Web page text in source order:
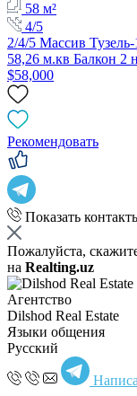
58 м²
4/5
2/4/5 Массив
58,26 м.кв Балкон 2
$58,000
Рекомендовать
Показать
Пожалуйста,
на Realting.uz
Агентство
Dilshod Real Estate
Языки общения
Русский